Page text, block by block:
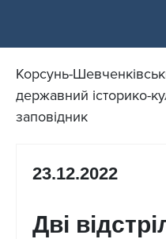
Корсунь-
державний історико-
заповідник
23.12.2022
Дві